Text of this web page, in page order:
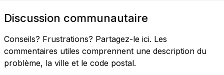
Discussion communautaire
Conseils? Frustrations? Partagez-le ici. Les
commentaires utiles comprennent une description du
problème, la ville et le code postal.